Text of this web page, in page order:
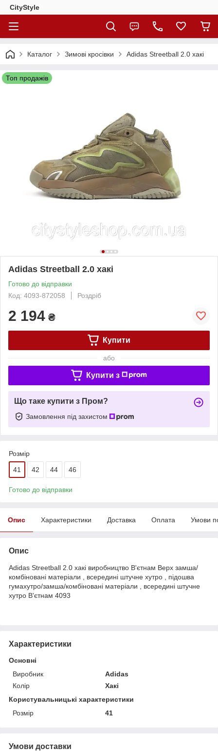
CityStylе
Каталог Зимові кросівки Adidas Streetball 2.0 хакі
Топ продажів
Adidas Streetball 2.0 хакі
Готово до відправки
Код: 4093-872058
Роздріб
2 194 ₴
Купити
або
Купити з
Що таке купити з Пром?
Замовлення під захистом
Розмір
41 42 44 46
Готово до відправки
Опис Характеристики Доставка Оплата Умови
Опис
Adidas Streetball 2.0 хакі виробництво В'єтнам Верх замша/
комбіновані матеріали , всередині штучне хутро , підошва
гумахутро/замша/комбіновані матеріали , всередині штучне
хутро В'єтнам 4093
Характеристики
Основні
Виробник
Adidas
Колір
Хакі
Користувальницькі характеристики
Розмір
41
Умови доставки